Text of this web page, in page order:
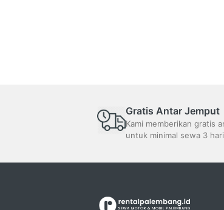
Gratis Antar Jemput
Kami memberikan gratis
untuk minimal sewa 3